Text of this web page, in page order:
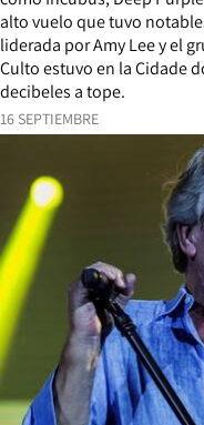
16 SEPTIEMBRE
alto vuelo que tuvo
liderada por Amy Lee y el
Culto estuvo en la Cidade
decibeles a tope.